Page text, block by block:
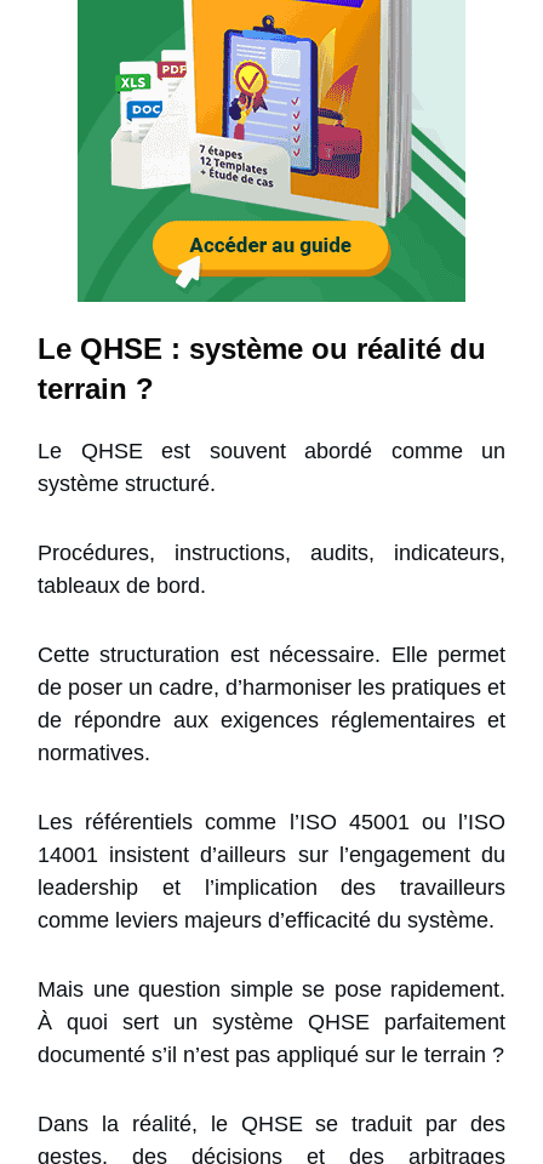
Le QHSE : système ou réalité du
terrain ?
Le QHSE est souvent abordé comme un
système structuré.
Procédures, instructions, audits, indicateurs,
tableaux de bord.
Cette structuration est nécessaire. Elle permet
de poser un cadre, d’harmoniser les pratiques et
de répondre aux exigences réglementaires et
normatives.
Les référentiels comme l’ISO 45001 ou l’ISO
14001 insistent d’ailleurs sur l’engagement du
leadership et l’implication des travailleurs
comme leviers majeurs d’efficacité du système.
Mais une question simple se pose rapidement.
À quoi sert un système QHSE parfaitement
documenté s’il n’est pas appliqué sur le terrain ?
Dans la réalité, le QHSE se traduit par des
gestes, des décisions et des arbitrages